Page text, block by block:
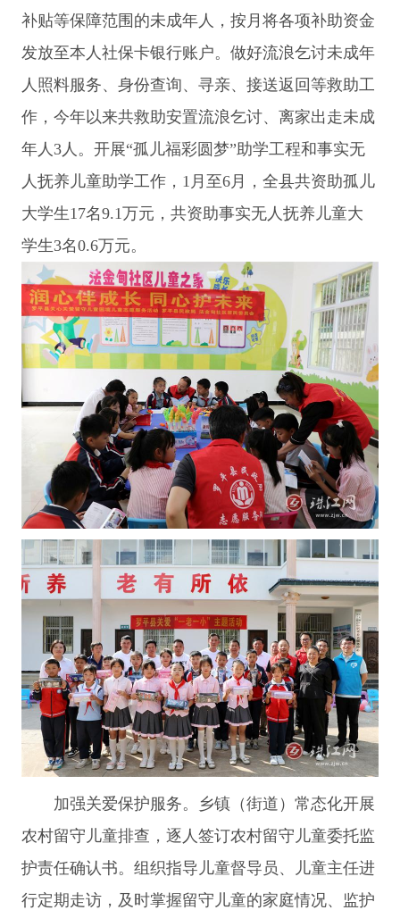
补贴等保障范围的未成年人，按月将各项补助资金
发放至本人社保卡银行账户。做好流浪乞讨未成年
人照料服务、身份查询、寻亲、接送返回等救助工
作，今年以来共救助安置流浪乞讨、离家出走未成
年人3人。开展“孤儿福彩圆梦”助学工程和事实无
人抚养儿童助学工作，1月至6月，全县共资助孤儿
大学生17名9.1万元，共资助事实无人抚养儿童大
学生3名0.6万元。
加强关爱保护服务。乡镇（街道）常态化开展
农村留守儿童排查，逐人签订农村留守儿童委托监
护责任确认书。组织指导儿童督导员、儿童主任进
行定期走访，及时掌握留守儿童的家庭情况、监护